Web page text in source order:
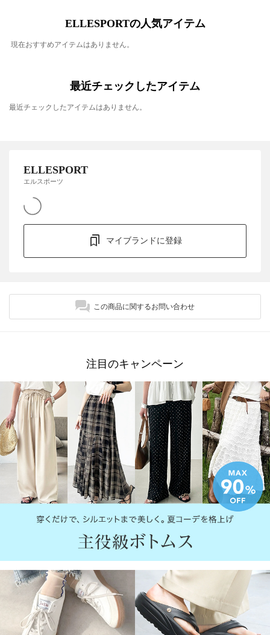
ELLESPORTの人気アイテム
現在おすすめアイテムはありません。
最近チェックしたアイテム
最近チェックしたアイテムはありません。
ELLESPORT
エルスポーツ
マイブランドに登録
この商品に関するお問い合わせ
注目のキャンペーン